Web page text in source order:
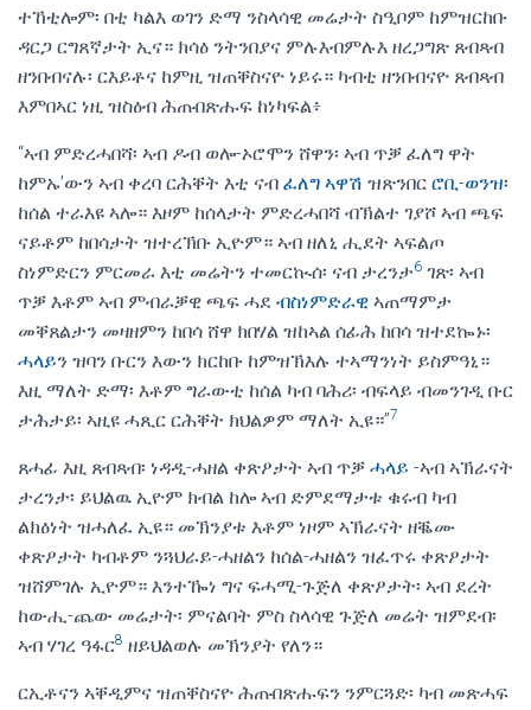
ተኸቲሎም፡ በቲ ካልእ ወገን ድማ ንስላሳዊ መሬታት ስዒቦም ከምዝርከቡ
ዳርጋ ርግጸኛታት ኢና። ክሳዕ ንትንበያና ምሉእብምሉእ ዘረጋግጽ ጸብጻብ
ዘንበብናሉ፡ ርእይቶና ከምዚ ዝጠቐስናዮ ነይሩ። ካብቲ ዘንበብናዮ ጸብጻብ
እምበኣር ነዚ ዝስዕብ ሕጡበጽሑፍ ከነካፍል፥
“ኣብ ምድረሓበሻ፡ ኣብ ዶብ ወሎ-ኦሮሞን ሸዋን፡ ኣብ ጥቓ ፈለግ ዋት
ከምኡ’ውን ኣብ ቀረባ ርሕቐት እቲ ናብ ፈለግ ኣዋሽ ዝጽንበር ሮቢ-ወንዝ፡
ከሰል ተራእዩ ኣሎ። እዞም ከሰላታት ምድረሓበሻ ብኽልተ ገያሾ ኣብ ጫፍ
ናይቶም ከበሳታት ዝተረኽቡ ኢዮም። ኣብ ዘለኒ ሒደት ኣፍልጦ
ስነምድርን ምርመራ እቲ መሬትን ተመርኲሰ፡ ናብ ታረንታ6 ገጽ፡ ኣብ
ጥቓ እቶም ኣብ ምብራቓዊ ጫፍ ሓደ ብስነምድራዊ ኣጠማምታ
መቐጸልታን መዛዘምን ከበሳ ሸዋ ክበሃል ዝከኣል ሰፊሕ ከበሳ ዝተደኰኑ፡
ሓላይን ዝባን ቡርን እውን ክርከቡ ከምዝኽእሉ ተኣማንነት ይስምዓኒ።
እዚ ማለት ድማ፡ እቶም ግራውቲ ከሰል ካብ ባሕሪ፡ ብፍላይ ብመንገዲ ቡር
ታሕታይ፡ ኣዚዩ ሓጺር ርሕቐት ክህልዎም ማለት ኢዩ።”7
ጸሓፊ እዚ ጸብጻብ፡ ነዳዲ-ሓዘል ቀጽዖታት ኣብ ጥቓ ሓላይ -ኣብ ኣኽራናት
ታረንታ፡ ይህልዉ ኢዮም ክብል ከሎ ኣብ ድምደማታቱ ቁሩብ ካብ
ልክዕነት ዝሓለፈ ኢዩ። መኽንያቱ እቶም ነዞም ኣኽራናት ዘቘሙ
ቀጽዖታት ካብቶም ንጓህራይ-ሓዘልን ከሰል-ሓዘልን ዝፈጥሩ ቀጽዖታት
ዝሸምገሉ ኢዮም። እንተዀነ ግና ፍሓሚ-ጉጅለ ቀጽዖታት፡ ኣብ ደረት
ከውሒ-ጨው መሬታት፡ ምናልባት ምስ ስላሳዊ ጉጅለ መሬት ዝምደብ፡
ኣብ ሃገረ ዓፋር8 ዘይህልወሉ መኽንያት የለን።
ርኢቶናን ኣቐዲምና ዝጠቐስናዮ ሕጡበጽሑፍን ንምርጓድ፡ ካብ መጽሓፍ